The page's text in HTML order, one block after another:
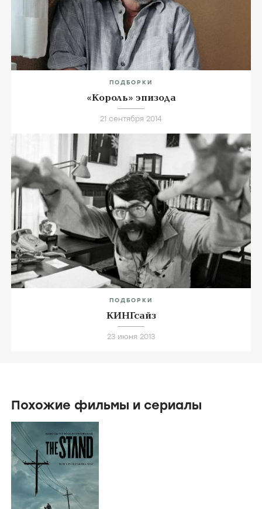
ПОДБОРКИ
«Король» эпизода
21 сентября 2014
ПОДБОРКИ
КИНГсайз
23 июня 2013
Похожие фильмы и сериалы